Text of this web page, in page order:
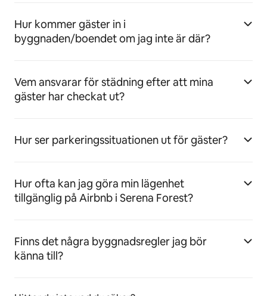
Hur kommer gäster in i
byggnaden/boendet om jag inte är där?
Vem ansvarar för städning efter att mina
gäster har checkat ut?
Hur ser parkeringssituationen ut för gäster?
Hur ofta kan jag göra min lägenhet
tillgänglig på Airbnb i Serena Forest?
Finns det några byggnadsregler jag bör
känna till?